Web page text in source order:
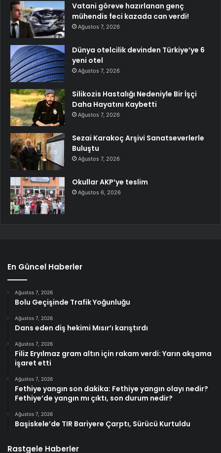
Vatani göreve hazırlanan genç
mühendis feci kazada can verdi!
Ağustos 7, 2026
Dünya otelcilik devinden Türkiye’ye 6
yeni otel
Ağustos 7, 2026
Silikozis Hastalığı Nedeniyle Bir İşçi
Daha Hayatını Kaybetti
Ağustos 7, 2026
Sezai Karakoç Arşivi Sanatseverlerle
Buluştu
Ağustos 7, 2026
Okullar AKP’ye teslim
Ağustos 6, 2026
En Güncel Haberler
Ağustos 7, 2026
Bolu Geçişinde Trafik Yoğunluğu
Ağustos 7, 2026
Dans eden diş hekimi Mısır’ı karıştırdı
Ağustos 7, 2026
Filiz Eryılmaz gram altın için rakam verdi: Yarın akşama
işaret etti
Ağustos 7, 2026
Fethiye yangın son dakika: Fethiye yangın olayı nedir?
Fethiye’de yangın mı çıktı, son durum nedir?
Ağustos 7, 2026
Başiskele’de TIR Bariyere Çarptı, Sürücü Kurtuldu
Rastgele Haberler